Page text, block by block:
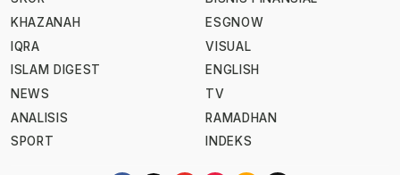
KHAZANAH
IQRA
ISLAM DIGEST
NEWS
ANALISIS
SPORT
ESGNOW
VISUAL
ENGLISH
TV
RAMADHAN
INDEKS